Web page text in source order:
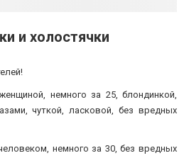
и холостячки
немного за 25, блондинкой,
чуткой, ласковой, без вредных
немного за 30, без вредных